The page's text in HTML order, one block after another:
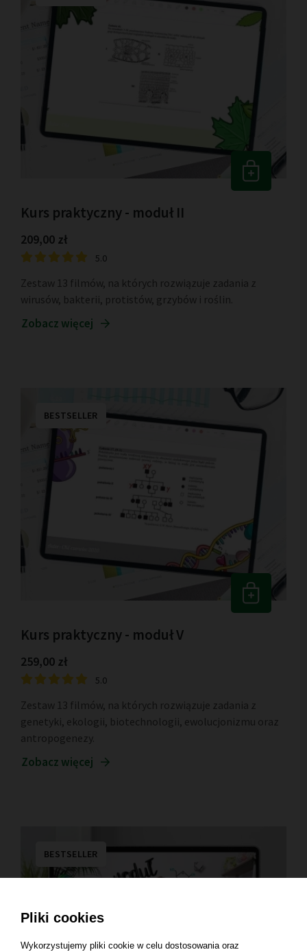
Kurs praktyczny - moduł II
209,00 zł
5.0
Zestaw 13 filmów, na których rozwiązuje zadania z
wirusów, bakterii, protistów, grzybów i roślin.
Zobacz więcej
BESTSELLER
Kurs praktyczny - moduł V
259,00 zł
5.0
Zestaw 13 filmów, na których rozwiązuje zadania z
genetyki, ekologii, biotechnologii, ewolucjonizmu oraz
antropogenezy.
Zobacz więcej
BESTSELLER
Pliki cookies
Wykorzystujemy pliki cookie w celu dostosowania oraz